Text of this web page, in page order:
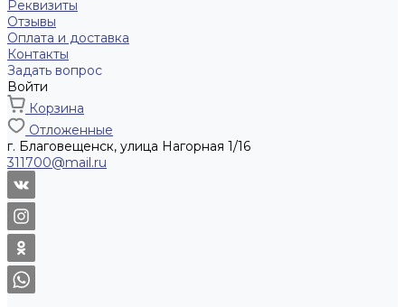
Реквизиты
Отзывы
Оплата и доставка
Контакты
Задать вопрос
Войти
Корзина
Отложенные
г. Благовещенск, улица Нагорная 1/16
311700@mail.ru